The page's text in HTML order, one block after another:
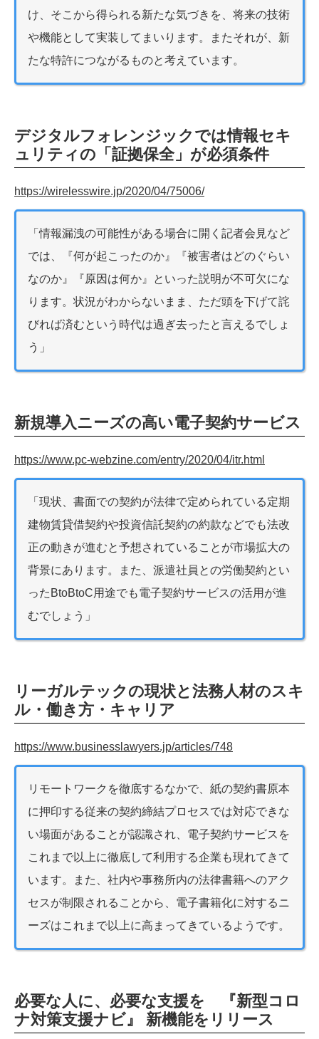
け、そこから得られる新たな気づきを、将来の技術
や機能として実装してまいります。またそれが、新
たな特許につながるものと考えています。
デジタルフォレンジックでは情報セキ
ュリティの「証拠保全」が必須条件
https://wirelesswire.jp/2020/04/75006/
「情報漏洩の可能性がある場合に開く記者会見など
では、『何が起こったのか』『被害者はどのぐらい
なのか』『原因は何か』といった説明が不可欠にな
ります。状況がわからないまま、ただ頭を下げて詫
びれば済むという時代は過ぎ去ったと言えるでしょ
う」
新規導入ニーズの高い電子契約サービス
https://www.pc-webzine.com/entry/2020/04/itr.html
「現状、書面での契約が法律で定められている定期
建物賃貸借契約や投資信託契約の約款などでも法改
正の動きが進むと予想されていることが市場拡大の
背景にあります。また、派遣社員との労働契約とい
ったBtoBtoC用途でも電子契約サービスの活用が進
むでしょう」
リーガルテックの現状と法務人材のスキ
ル・働き方・キャリア
https://www.businesslawyers.jp/articles/748
リモートワークを徹底するなかで、紙の契約書原本
に押印する従来の契約締結プロセスでは対応できな
い場面があることが認識され、電子契約サービスを
これまで以上に徹底して利用する企業も現れてきて
います。また、社内や事務所内の法律書籍へのアク
セスが制限されることから、電子書籍化に対するニ
ーズはこれまで以上に高まってきているようです。
必要な人に、必要な支援を 『新型コロ
ナ対策支援ナビ』 新機能をリリース